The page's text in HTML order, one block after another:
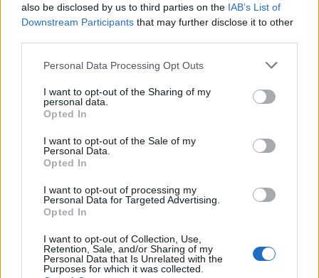
also be disclosed by us to third parties on the IAB’s List of
Downstream Participants that may further disclose it to other
Please note that this website/app uses one or more Google
not limited to your visit or usage behaviour. You may click to
grant or deny consent to Google and its third-party tags to
use your data for below specified purposes in below Google
consent section.
Personal Data Processing Opt Outs
I want to opt-out of the Sharing of my
personal data.
Opted In
I want to opt-out of the Sale of my
Personal Data.
Opted In
I want to opt-out of processing my
Personal Data for Targeted Advertising.
Opted In
I want to opt-out of Collection, Use,
Retention, Sale, and/or Sharing of my
Personal Data that Is Unrelated with the
Purposes for which it was collected.
landslagets siste samling
INGEBORG SCHEVE 03.11.2022
I morgen reiser de norske herrelandslagene på sin siste samling før
sesongåpningen på Beitostølen. Men to sentrale utøvere mangler i